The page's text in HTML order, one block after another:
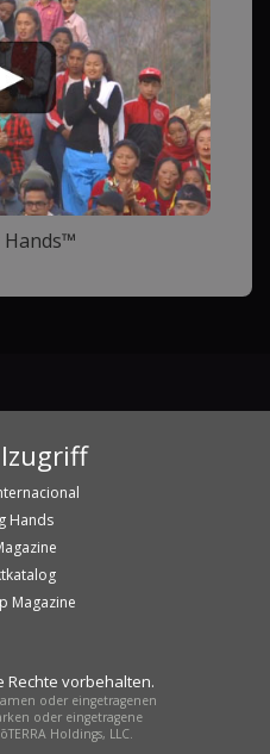
Hands™
Hands
Magazine
Rechte vorbehalten.
oder eingetragenen
oder eingetragene
Holdings, LLC.